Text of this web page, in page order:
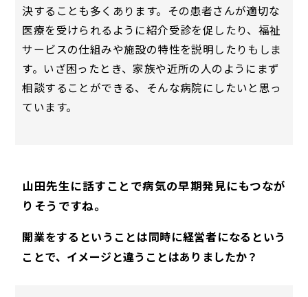
決することも多くあります。その患者さんが適切な
医療を受けられるように紹介受診を促したり、福祉
サービスの仕組みや施設の特性を説明したりもしま
す。いざ困ったとき、家族や近所の人のようにまず
相談することができる、そんな病院にしたいと思っ
ています。
山田先生に話すことで病気の早期発見にもつなが
りそうですね。
開業をするということは同時に経営者になるという
ことで、イメージと違うことはありましたか？